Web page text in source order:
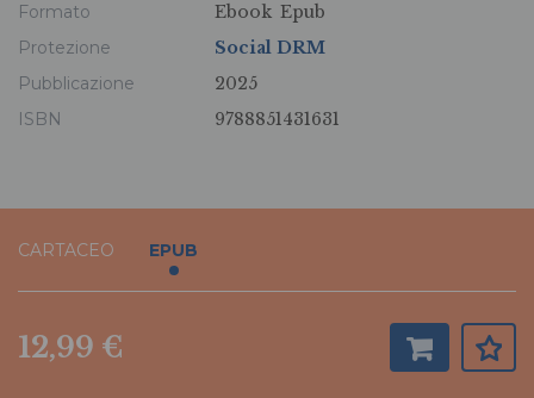
Formato
Ebook Epub
Protezione
Social DRM
Pubblicazione
2025
ISBN
9788851431631
CARTACEO EPUB
12,99 €